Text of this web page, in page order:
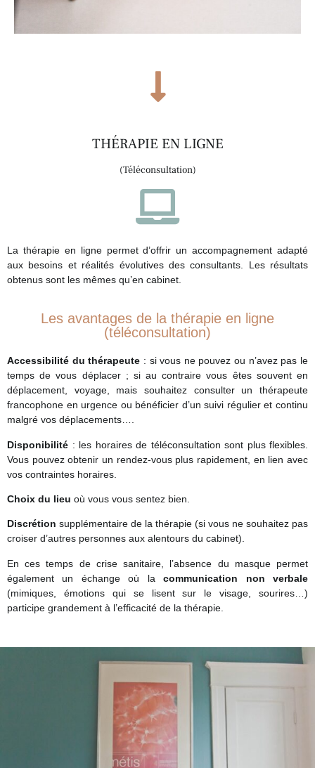
THÉRAPIE EN LIGNE
(Téléconsultation)
La thérapie en ligne permet d’offrir un accompagnement adapté
aux besoins et réalités évolutives des consultants. Les résultats
obtenus sont les mêmes qu’en cabinet.
Les avantages de la thérapie en ligne
(téléconsultation)
Accessibilité du thérapeute : si vous ne pouvez ou n’avez pas le
temps de vous déplacer ; si au contraire vous êtes souvent en
déplacement, voyage, mais souhaitez consulter un thérapeute
francophone en urgence ou bénéficier d’un suivi régulier et continu
malgré vos déplacements….
Disponibilité : les horaires de téléconsultation sont plus flexibles.
Vous pouvez obtenir un rendez-vous plus rapidement, en lien avec
vos contraintes horaires.
Choix du lieu où vous vous sentez bien.
Discrétion supplémentaire de la thérapie (si vous ne souhaitez pas
croiser d’autres personnes aux alentours du cabinet).
En ces temps de crise sanitaire, l’absence du masque permet
également un échange où lacommunication non verbale
(mimiques, émotions qui se lisent sur le visage, sourires…)
participe grandement à l’efficacité de la thérapie.